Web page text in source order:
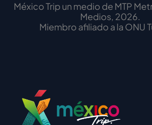
México Trip un medio de MTP
Medios, 2026.
Miembro afiliado a la ONU